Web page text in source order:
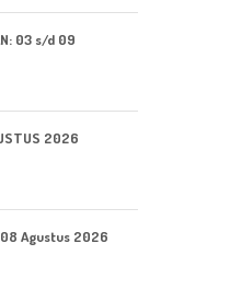
03 s/d 09
2026
08 Agustus 2026